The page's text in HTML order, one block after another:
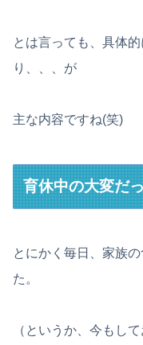
とは言っても、具体
り、、、が
主な内容ですね(笑)
育休中の大変だ
とにかく毎日、家族
た。
（というか、今もし